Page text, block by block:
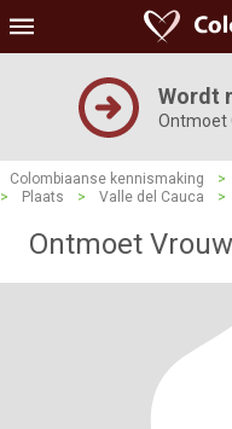
Wordt
Ontmoet
Colombiaanse kennismaking >
>
Plaats > Valle del Cauca >
Ontmoet